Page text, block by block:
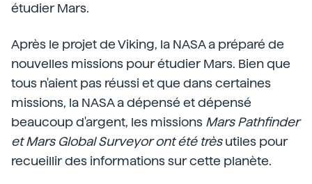
étudier Mars.
Après le projet de Viking, la NASA a préparé de
nouvelles missions pour étudier Mars. Bien que
tous n'aient pas réussi et que dans certaines
missions, la NASA a dépensé et dépensé
beaucoup d'argent, les missions Mars Pathfinder
et Mars Global Surveyor ont été trèsutiles pour
recueillir des informations sur cette planète.